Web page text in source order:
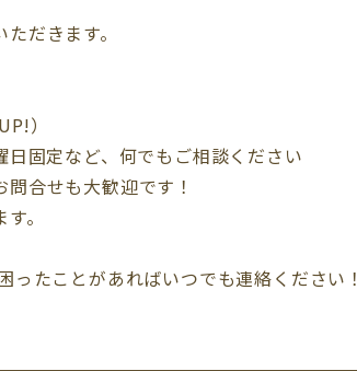
だきます。
）
日固定など、何でもご相談ください
問合せも大歓迎です！
。
ったことがあればいつでも連絡ください！